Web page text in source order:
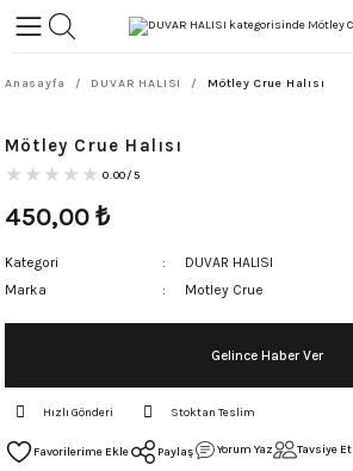
Geri Dön
ROCK
Geri Dön
Anasayfa DUVAR HALISI Mötley Crue Halısı
Mötley Crue Halısı
0.00/5
450,00 ₺
Kategori
DUVAR HALISI
Marka
Motley Crue
Gelince Haber Ver
Hızlı Gönderi Stoktan Teslim
Paylaş Yorum Yaz Tavsiye Et